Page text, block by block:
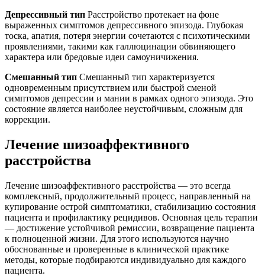
Депрессивный тип Расстройство протекает на фоне
выраженных симптомов депрессивного эпизода. Глубокая
тоска, апатия, потеря энергии сочетаются с психотическими
проявлениями, такими как галлюцинации обвиняющего
характера или бредовые идеи самоуничижения.
Смешанный тип Смешанный тип характеризуется
одновременным присутствием или быстрой сменой
симптомов депрессии и мании в рамках одного эпизода. Это
состояние является наиболее неустойчивым, сложным для
коррекции.
Лечение шизоаффективного
расстройства
Лечение шизоаффективного расстройства — это всегда
комплексный, продолжительный процесс, направленный на
купирование острой симптоматики, стабилизацию состояния
пациента и профилактику рецидивов. Основная цель терапии
— достижение устойчивой ремиссии, возвращение пациента
к полноценной жизни. Для этого используются научно
обоснованные и проверенные в клинической практике
методы, которые подбираются индивидуально для каждого
пациента.